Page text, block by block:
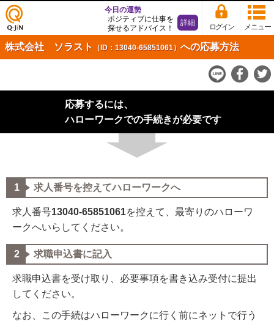
仕事
探し
イト
メニュー
ログイン
今日の運勢
ポジティブに仕事を
探せるアドバイス！
詳細
株式会社 ソラスト （ID：13040-65851061） への応募方法
応募するには、
ハローワークでの手続きが必要です
求人番号を控えてハローワークへ
求人番号13040-65851061を控えて、最寄りのハローワ
ークへいらしてください。
求職申込書に記入
求職申込書を受け取り、必要事項を書き込み受付に提出
してください。
なお、この手続はハローワークに行く前にネットで行う